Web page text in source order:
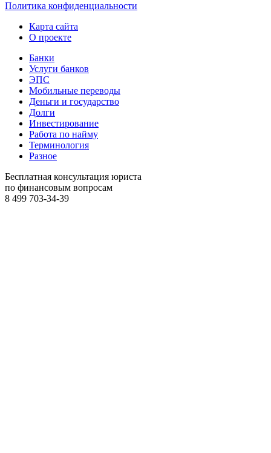
Политика конфиденциальности
Карта сайта
О проекте
Банки
Услуги банков
ЭПС
Мобильные переводы
Деньги и государство
Долги
Инвестирование
Работа по найму
Терминология
Разное
Бесплатная консультация юриста
по финансовым вопросам
8 499 703-34-39